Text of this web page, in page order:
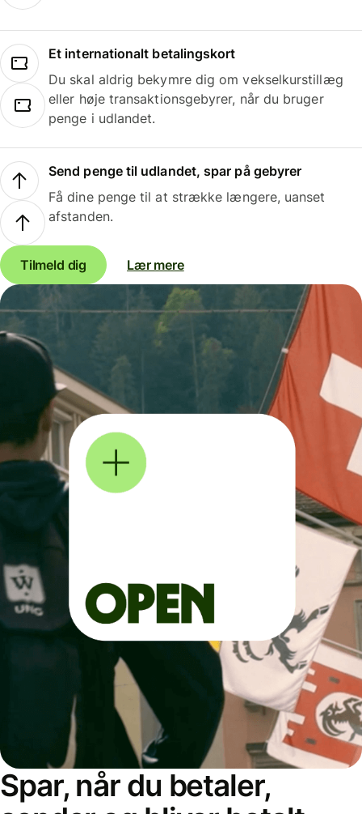
Et internationalt betalingskort
Du skal aldrig bekymre dig om vekselkurstillæg
eller høje transaktionsgebyrer, når du bruger
penge i udlandet.
Send penge til udlandet, spar på gebyrer
Få dine penge til at strække længere, uanset
afstanden.
Tilmeld dig Lær mere
Spar, når du betaler,